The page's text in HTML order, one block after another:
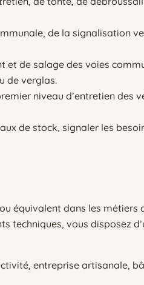
de la signalisation
de salage des voies
de verglas.
niveau d’entretien des
de stock, signaler les
équivalent dans les
techniques, vous disposez
entreprise artisanale,